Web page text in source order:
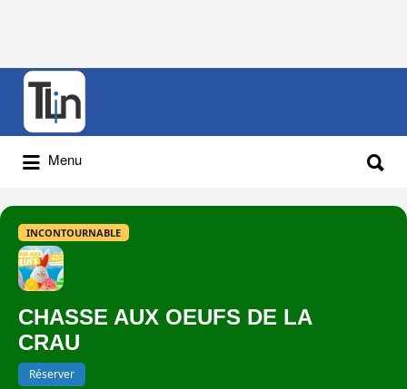
Rechercher
Menu
INCONTOURNABLE
CHASSE AUX OEUFS DE LA
CRAU
Réserver